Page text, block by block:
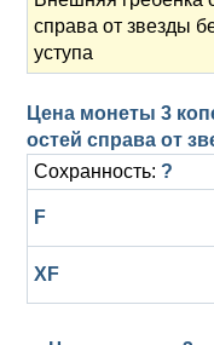
справа от звезды
уступа
Цена монеты 3
остей справа от
Сохранность: ?
F
XF